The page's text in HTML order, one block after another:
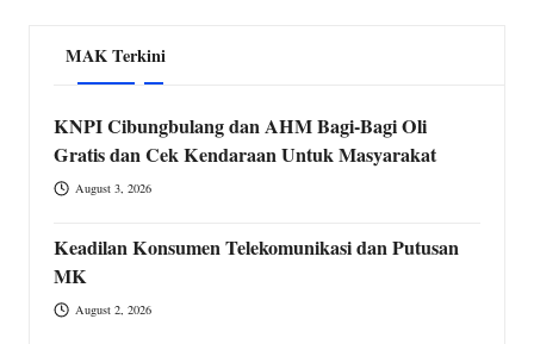
MAK Terkini
KNPI Cibungbulang dan AHM Bagi-Bagi Oli
Gratis dan Cek Kendaraan Untuk Masyarakat
August 3, 2026
Keadilan Konsumen Telekomunikasi dan Putusan
MK
August 2, 2026